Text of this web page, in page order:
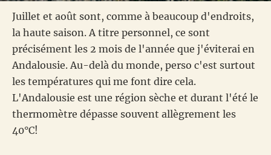
Juillet et août sont, comme à beaucoup d'endroits,
la haute saison. A titre personnel, ce sont
précisément les 2 mois de l'année que j'éviterai en
Andalousie. Au-delà du monde, perso c'est surtout
les températures qui me font dire cela.
L'Andalousie est une région sèche et durant l'été le
thermomètre dépasse souvent allègrement les
40°C!